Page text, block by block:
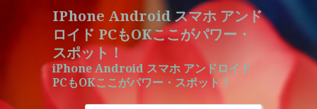
IPhone Android スマホ アンド
ロイド PCもOKここがパワー・
スポット！
iPhone Android スマホ アンドロイド
PCもOKここがパワー・スポット！